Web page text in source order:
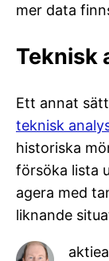
mer data
Teknisk
Ett annat
teknisk
historiska
försöka lista
agera med
liknande
aktiea